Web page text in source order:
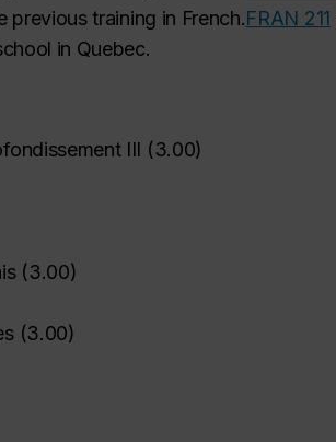
previous training in French.FRAN 211
in Quebec.
III (3.00)
(3.00)
(3.00)